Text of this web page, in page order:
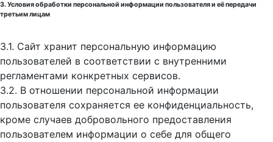
3. Условия обработки персональной информации пользователя и её передачи
третьим лицам
3.1. Сайт хранит персональную информацию
пользователей в соответствии с внутренними
регламентами конкретных сервисов.
3.2. В отношении персональной информации
пользователя сохраняется ее конфиденциальность,
кроме случаев добровольного предоставления
пользователем информации о себе для общего